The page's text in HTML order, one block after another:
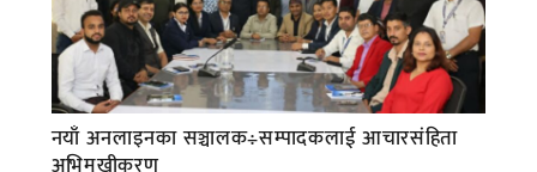
नयाँ अनलाइनका सञ्चालक÷सम्पादकलाई आचारसंहिता